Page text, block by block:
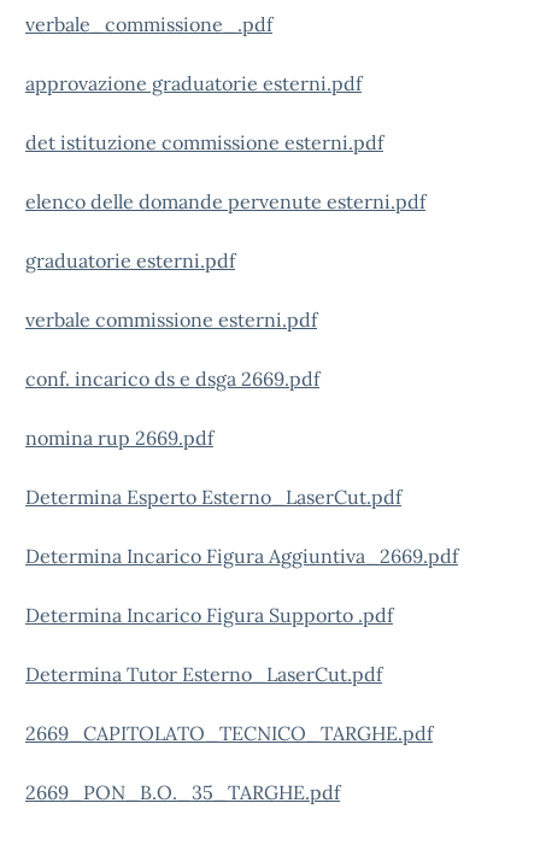
verbale_commissione_.pdf
approvazione graduatorie esterni.pdf
det istituzione commissione esterni.pdf
elenco delle domande pervenute esterni.pdf
graduatorie esterni.pdf
verbale commissione esterni.pdf
conf. incarico ds e dsga 2669.pdf
nomina rup 2669.pdf
Determina Esperto Esterno_LaserCut.pdf
Determina Incarico Figura Aggiuntiva_2669.pdf
Determina Incarico Figura Supporto .pdf
Determina Tutor Esterno_LaserCut.pdf
2669_CAPITOLATO_TECNICO_TARGHE.pdf
2669_PON_B.O._35_TARGHE.pdf